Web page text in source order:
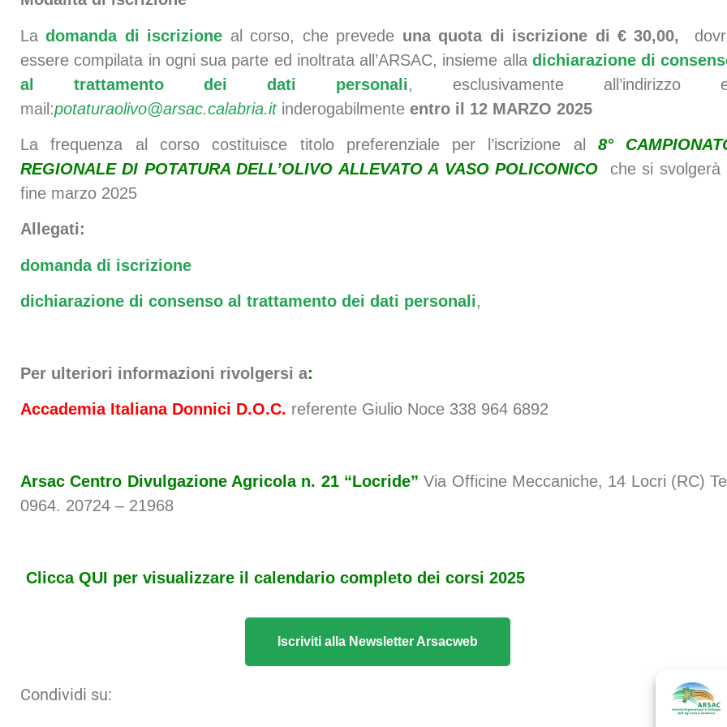
Ladomanda di iscrizione al corso, che prevede una quota di iscrizione di € 30,00,
essere compilata in ogni sua parte ed inoltrata all’ARSAC, insieme alla dichiarazione di
al trattamento dei dati personali, esclusivamente all’indirizzo
mail:potaturaolivo@arsac.calabria.itinderogabilmente entro il 12 MARZO 2025
La frequenza al corso costituisce titolo preferenziale per l’iscrizione al8°
REGIONALE DI POTATURA DELL’OLIVO ALLEVATO A VASO POLICONICO
che si svolgerà
fine marzo 2025
Allegati:
domanda di iscrizione
dichiarazione di consenso al trattamento dei dati personali,
Per ulteriori informazioni rivolgersi a:
Accademia Italiana Donnici D.O.C. referente Giulio Noce 338 964 6892
Arsac Centro Divulgazione Agricola n. 21 “Locride”Via Officine Meccaniche, 14 Locri (RC)
0964. 20724 – 21968
Clicca QUI per visualizzare il calendario completo dei corsi 2025
Iscriviti alla Newsletter Arsacweb
Condividi su: